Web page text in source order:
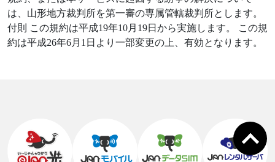
は、山形地方裁判所を第一審の専属管轄裁判所とします。
付則 この規約は平成19年10月19日から実施します。 この規
約は平成26年6月1日より一部変更の上、有効となります。